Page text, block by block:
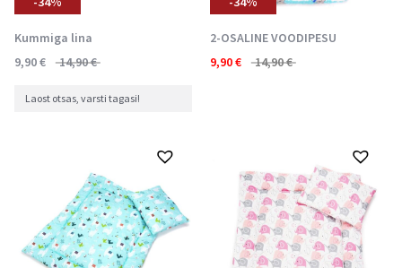
Kummiga lina
9,90€ 14,90€
Laost otsas, varsti tagasi!
2-OSALINE VOODIPESU
9,90€ 14,90€